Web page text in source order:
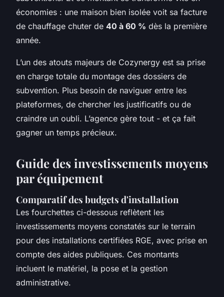
économies : une maison bien isolée voit sa facture
de chauffage chuter de 40 à 60 % dès la première
année.
L’un des atouts majeurs de Cozynergy est sa prise
en charge totale du montage des dossiers de
subvention. Plus besoin de naviguer entre les
plateformes, de chercher les justificatifs ou de
craindre un oubli. L’agence gère tout - et ça fait
gagner un temps précieux.
Guide des investissements moyens
par équipement
Comparatif des budgets d'installation
Les fourchettes ci-dessous reflètent les
investissements moyens constatés sur le terrain
pour des installations certifiées RGE, avec prise en
compte des aides publiques. Ces montants
incluent le matériel, la pose et la gestion
administrative.